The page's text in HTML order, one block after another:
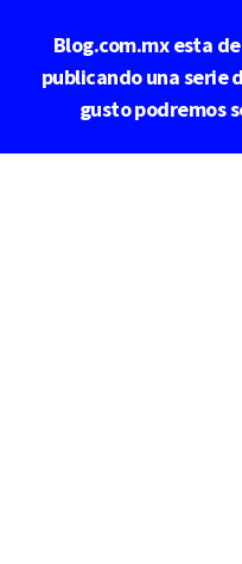
contenido
principal
Blog.com.mx esta
publicando una serie
gusto podremos